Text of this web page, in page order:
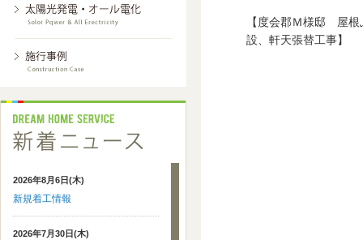
2026年8月6日(木)
新規着工情報
2026年7月30日(木)
【度会郡Ｍ様邸 屋根
設、軒天張替工事】